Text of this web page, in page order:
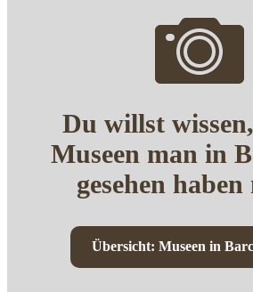
Du willst
Museen man in
gesehen haben
Übersicht: Museen in